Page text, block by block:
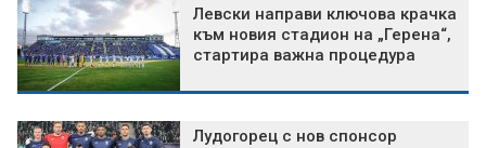
Левски направи ключова крачка
към новия стадион на „Герена“,
стартира важна процедура
Лудогорец с нов спонсор